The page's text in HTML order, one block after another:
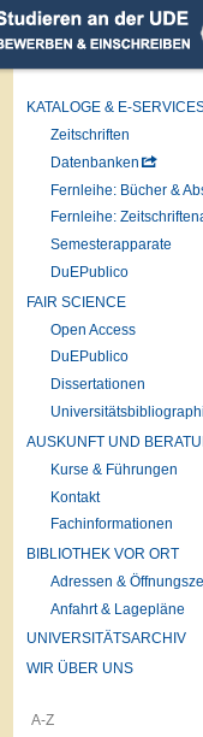
KATALOGE & E-
Zeitschriften
Datenbanken
Fernleihe: Bücher &
Fernleihe:
Semesterapparate
DuEPublico
FAIR SCIENCE
Open Access
DuEPublico
Dissertationen
AUSKUNFT UND
Kurse & Führungen
Kontakt
Fachinformationen
BIBLIOTHEK VOR ORT
Adressen &
Anfahrt & Lagepläne
UNIVERSITÄTSARCHIV
WIR ÜBER UNS
A-Z